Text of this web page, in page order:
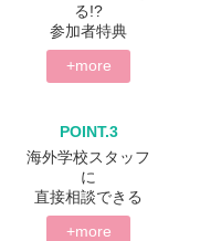
る!?
参加者特典
+more
POINT.3
海外学校スタッフ
に
直接相談できる
+more